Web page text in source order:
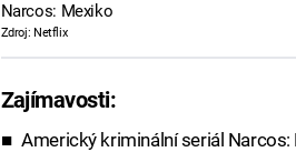
Narcos: Mexiko
Zdroj: Netflix
Zajímavosti:
Americký kriminální seriál